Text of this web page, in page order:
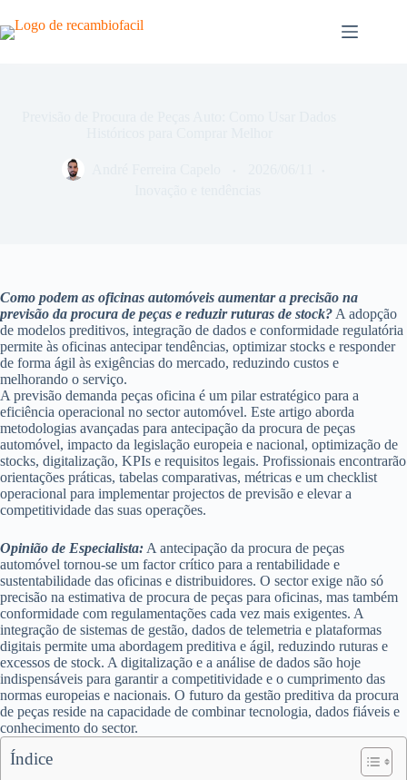
para
o
Como podem as oficinas automóveis aumentar a precisão na
previsão da procura de peças e reduzir ruturas de stock? A adopção
de modelos preditivos, integração de dados e conformidade regulatória
permite às oficinas antecipar tendências, optimizar stocks e responder
de forma ágil às exigências do mercado, reduzindo custos e
melhorando o serviço.
A previsão demanda peças oficina é um pilar estratégico para a
eficiência operacional no sector automóvel. Este artigo aborda
metodologias avançadas para antecipação da procura de peças
automóvel, impacto da legislação europeia e nacional, optimização de
stocks, digitalização, KPIs e requisitos legais. Profissionais encontrarão
orientações práticas, tabelas comparativas, métricas e um checklist
operacional para implementar projectos de previsão e elevar a
competitividade das suas operações.
Opinião de Especialista: A antecipação da procura de peças
automóvel tornou-se um factor crítico para a rentabilidade e
sustentabilidade das oficinas e distribuidores. O sector exige não só
precisão na estimativa de procura de peças para oficinas, mas também
conformidade com regulamentações cada vez mais exigentes. A
integração de sistemas de gestão, dados de telemetria e plataformas
digitais permite uma abordagem preditiva e ágil, reduzindo ruturas e
excessos de stock. A digitalização e a análise de dados são hoje
indispensáveis para garantir a competitividade e o cumprimento das
normas europeias e nacionais. O futuro da gestão preditiva da procura
de peças reside na capacidade de combinar tecnologia, dados fiáveis e
conhecimento do sector.
Índice